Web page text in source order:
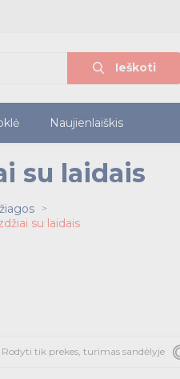
Ieškoti
Naujienlaiškis
su laidais
su laidais
Rodyti tik prekes, turimas sandėlyje